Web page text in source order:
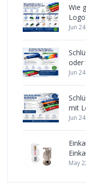
Wie
Jun
oder
Jun
mit
Jun
May